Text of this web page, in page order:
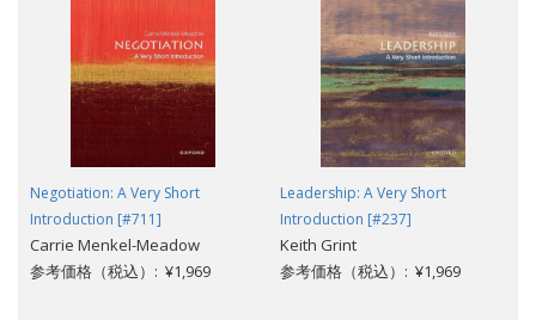
Negotiation: A Very Short
Introduction [#711]
Carrie Menkel-Meadow
参考価格（税込）: ¥1,969
Leadership: A Very Short
Introduction [#237]
Keith Grint
参考価格（税込）: ¥1,969